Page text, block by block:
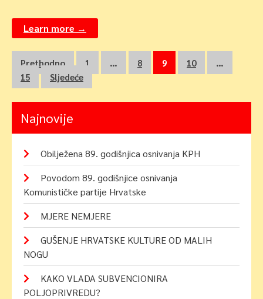
Learn more →
Navigacija
objava
Prethodno 1 … 8 9 10
…
15
Sljedeće
Najnovije
Obilježena 89. godišnjica osnivanja KPH
Povodom 89. godišnjice osnivanja
Komunističke partije Hrvatske
MJERE NEMJERE
GUŠENJE HRVATSKE KULTURE OD MALIH
NOGU
KAKO VLADA SUBVENCIONIRA
POLJOPRIVREDU?